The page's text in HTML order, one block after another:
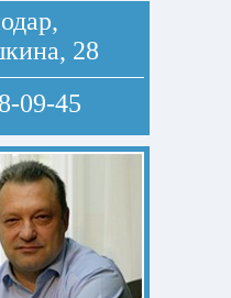
28
09-45